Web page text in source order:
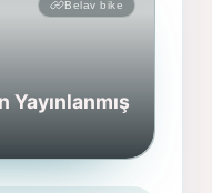
Belav bike
Yayınlanmış